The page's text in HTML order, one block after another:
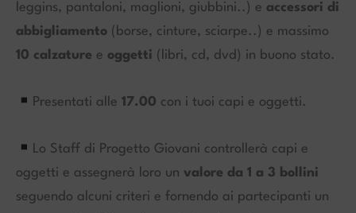
leggins, pantaloni, maglioni, giubbini..) e accessori di
abbigliamento (borse, cinture, sciarpe..) e massimo
10 calzature e oggetti (libri, cd, dvd) in buono stato.
Presentati alle 17.00 con i tuoi capi e oggetti.
Lo Staff di Progetto Giovani controllerà capi e
oggetti e assegnerà loro un valore da 1 a 3 bollini
seguendo alcuni criteri e fornendo ai partecipanti un